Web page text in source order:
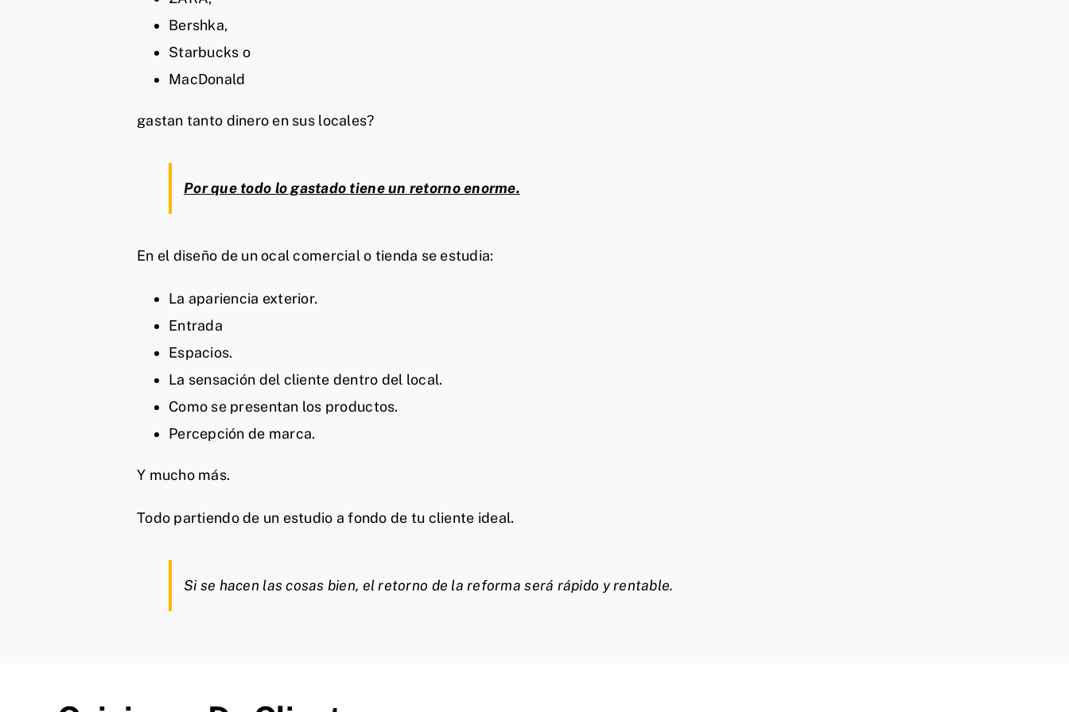
Bershka,
Starbucks o
MacDonald
gastan tanto dinero en sus locales?
Por que todo lo gastado tiene un retorno enorme.
En el diseño de un ocal comercial o tienda se estudia:
La apariencia exterior.
Entrada
Espacios.
La sensación del cliente dentro del local.
Como se presentan los productos.
Percepción de marca.
Y mucho más.
Todo partiendo de un estudio a fondo de tu cliente ideal.
Si se hacen las cosas bien, el retorno de la reforma será rápido y rentable.